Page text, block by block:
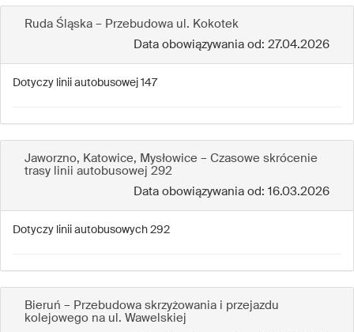
Ruda Śląska – Przebudowa ul. Kokotek
Data obowiązywania od: 27.04.2026
Dotyczy linii autobusowej 147
Jaworzno, Katowice, Mysłowice – Czasowe skrócenie
trasy linii autobusowej 292
Data obowiązywania od: 16.03.2026
Dotyczy linii autobusowych 292
Bieruń – Przebudowa skrzyżowania i przejazdu
kolejowego na ul. Wawelskiej